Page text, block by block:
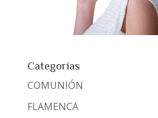
Categorías
COMUNIÓN
FLAMENCA